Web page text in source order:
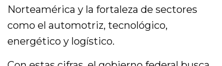
Norteamérica y la fortaleza de sectores
como el automotriz, tecnológico,
energético y logístico.